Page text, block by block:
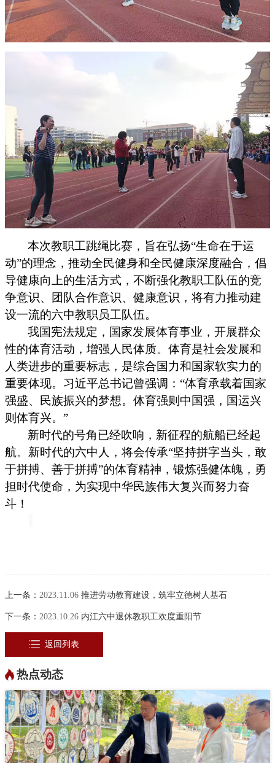
本次教职工跳绳比赛，旨在弘扬“生命在于运
动”的理念，推动全民健身和全民健康深度融合，倡
导健康向上的生活方式，不断强化教职工队伍的竞
争意识、团队合作意识、健康意识，将有力推动建
设一流的六中教职员工队伍。
我国宪法规定，国家发展体育事业，开展群众
性的体育活动，增强人民体质。体育是社会发展和
人类进步的重要标志，是综合国力和国家软实力的
重要体现。习近平总书记曾强调： “体育承载着国家
强盛、民族振兴的梦想。体育强则中国强，国运兴
则体育兴。”
新时代的号角已经吹响，新征程的航船已经起
航。新时代的六中人，将会传承“坚持拼字当头，敢
于拼搏、善于拼搏”的体育精神，锻炼强健体魄，勇
担时代使命，为实现中华民族伟大复兴而努力奋
斗！
上一条： 2023.11.06 推进劳动教育建设，筑牢立德树人基石
下一条： 2023.10.26 内江六中退休教职工欢度重阳节
返回列表
热点动态